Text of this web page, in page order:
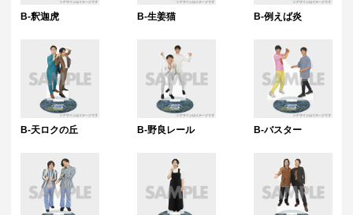
・一部の景品は希望景品の選択や希望の宛名を入力（オプション登録）
景品や宛名以外でのお届けとなる可能性がございます。
配送について
・サイン入り景品とサインなし景品は別配送となる場合がございます。
・製作状況や天候状況によりくじページに記載のお届け目安から前後し
た配送となる場合がございます。
・弊社指定の配送業者から発送させていただくため、配送業者および配
送方法はお選びいただくことができません。
つ海外配送可能なくじイベントの場合、株式会社ジグザグが運営する購
入代行サービス「World Shopping」をご利用いただけます。
特典について
・多連特典をご希望の場合、「くじ引き内容の選択」にてご希望の景品
B-釈迦虎 B-生姜猫 B-例えば炎
B-天ロクの丘 B-野良レール B-バスター